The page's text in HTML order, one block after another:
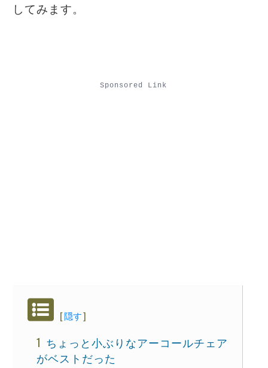
してみます。
Sponsored Link
[隠す]
ちょっと小ぶりなアーコールチェア
がベストだった